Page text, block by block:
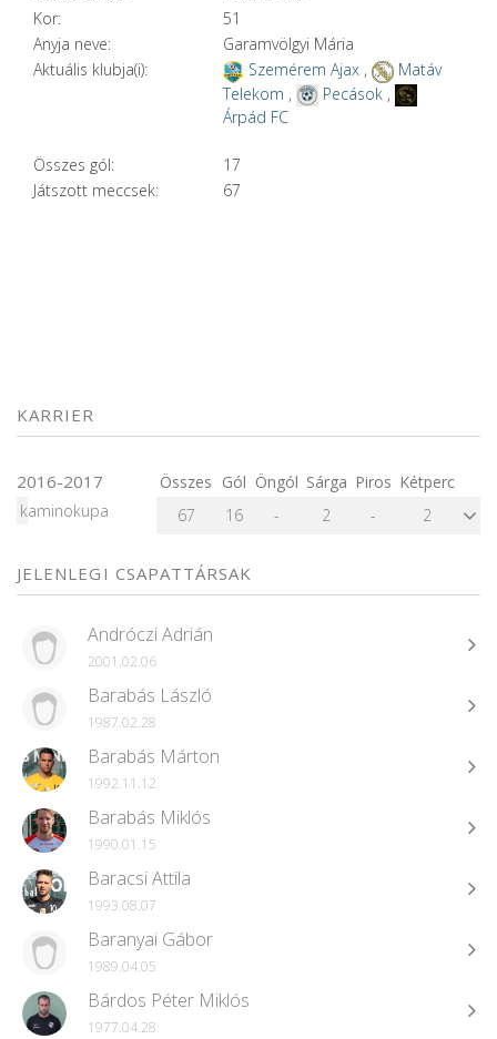
Kor:
51
Anyja neve:
Garamvölgyi Mária
Aktuális klubja(i):
Szemérem Ajax,
Matáv
Telekom , Pecások,
Árpád FC
Összes gól:
17
Játszott meccsek:
67
KARRIER
2016-2017 Összes Gól Öngól Sárga Piros Kétperc
kaminokupa
67 16 - 2 - 2
JELENLEGI CSAPATTÁRSAK
Andróczi Adrián
2001.02.06
Barabás László
1987.02.28
Barabás Márton
1992.11.12
Barabás Miklós
1990.01.15
Baracsi Attila
1993.08.07
Baranyai Gábor
1989.04.05
Bárdos Péter Miklós
1977.04.28